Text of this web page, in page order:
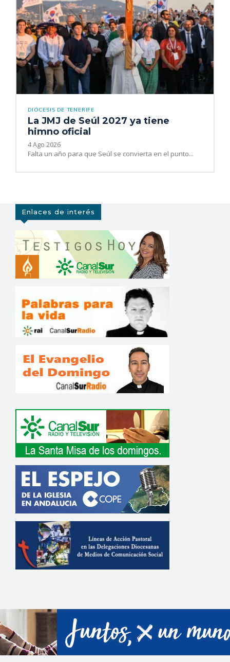
DIÓCESIS DE TENERIFE
La JMJ de Seúl 2027 ya tiene
himno oficial
4 Ago 2026
Falta un año para que Seúl se convierta en el punto...
Enlaces de interés